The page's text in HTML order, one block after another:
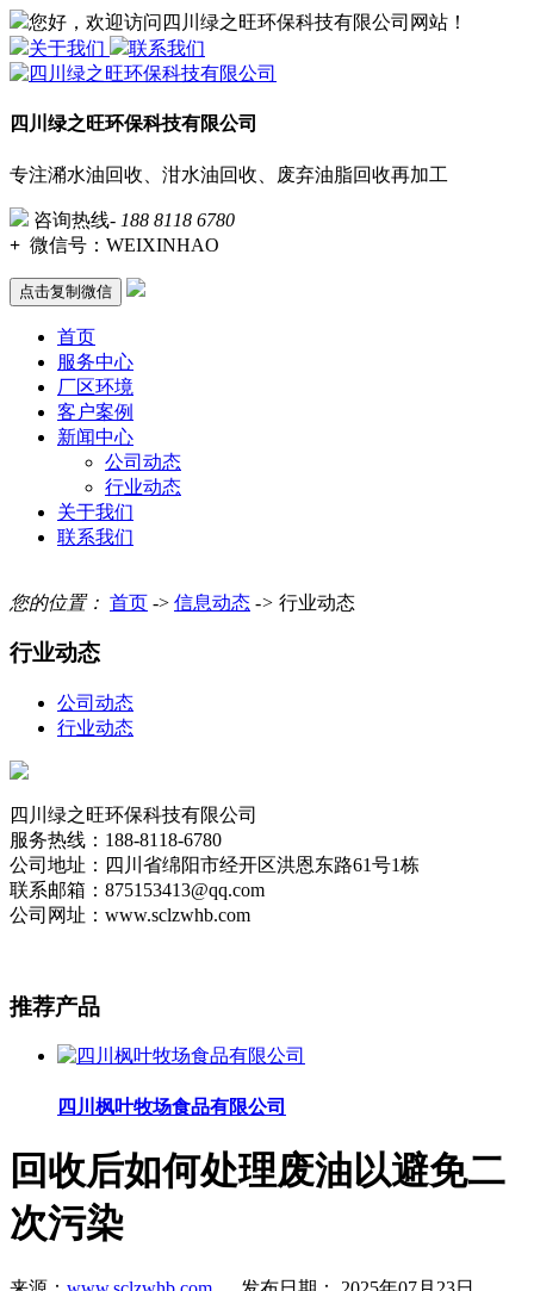
您好，欢迎访问四川绿之旺环保科技有限公司网站！
关于我们
联系我们
四川绿之旺环保科技有限公司
专注潲水油回收、泔水油回收、废弃油脂回收再加工
咨询热线- 188 8118 6780
+ 微信号： WEIXINHAO
点击复制微信
首页
服务中心
厂区环境
客户案例
新闻中心
公司动态
行业动态
关于我们
联系我们
您的位置： 首页 -> 信息动态 -> 行业动态
行业动态
公司动态
行业动态
四川绿之旺环保科技有限公司
服务热线：188-8118-6780
公司地址：四川省绵阳市经开区洪恩东路61号1栋
联系邮箱：875153413@qq.com
公司网址：www.sclzwhb.com
推荐产品
四川枫叶牧场食品有限公司
回收后如何处理废油以避免二
次污染